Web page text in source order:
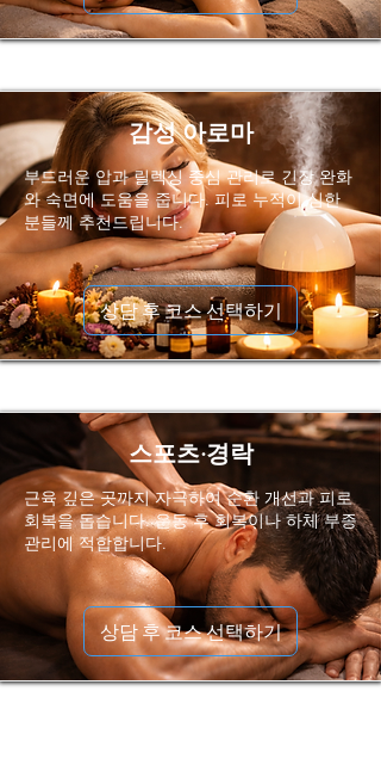
감성 아로마
부드러운 압과 릴렉싱 중심 관리로 긴장 완화
와 숙면에 도움을 줍니다. 피로 누적이 심한
분들께 추천드립니다.
상담 후 코스 선택하기
스포츠·경락
근육 깊은 곳까지 자극하여 순환 개선과 피로
회복을 돕습니다. 운동 후 회복이나 하체 부종
관리에 적합합니다.
상담 후 코스 선택하기